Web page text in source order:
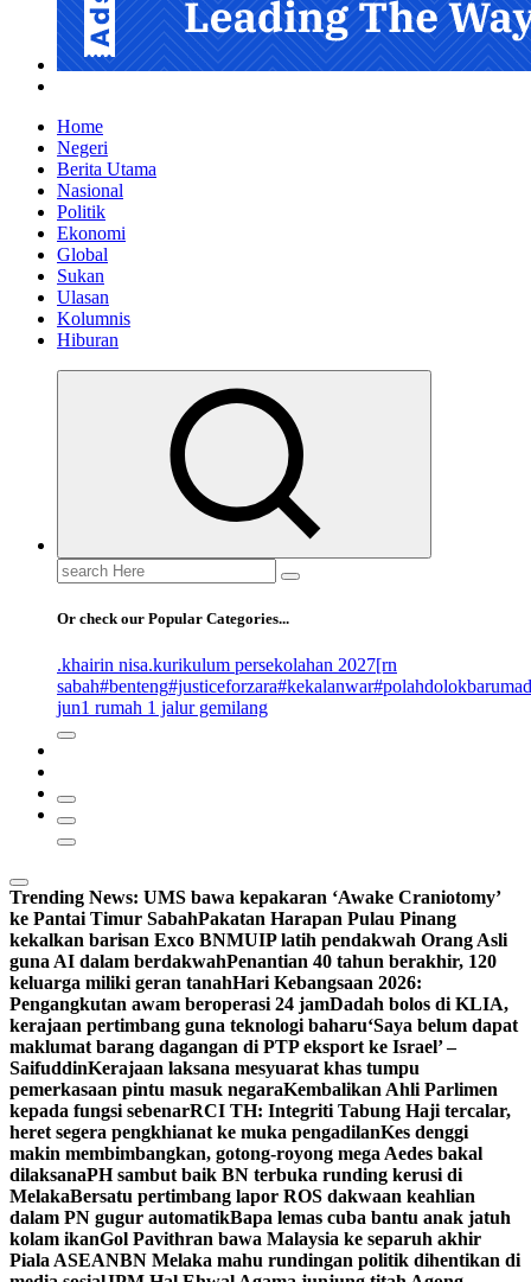
Home
Negeri
Berita Utama
Nasional
Politik
Ekonomi
Global
Sukan
Ulasan
Kolumnis
Hiburan
Search
for:
Or check our Popular Categories...
.khairin nisa.kurikulum persekolahan 2027[rn
sabah#benteng#justiceforzara#kekalanwar
jun1 rumah 1 jalur gemilang
Trending News: UMS bawa kepakaran ‘Awake Craniotomy’
ke Pantai Timur SabahPakatan Harapan Pulau Pinang
kekalkan barisan Exco BNMUIP latih pendakwah Orang Asli
guna AI dalam berdakwahPenantian 40 tahun berakhir, 120
keluarga miliki geran tanahHari Kebangsaan 2026:
Pengangkutan awam beroperasi 24 jamDadah bolos di KLIA,
kerajaan pertimbang guna teknologi baharu‘Saya belum dapat
maklumat barang dagangan di PTP eksport ke Israel’ –
SaifuddinKerajaan laksana mesyuarat khas tumpu
pemerkasaan pintu masuk negaraKembalikan Ahli Parlimen
kepada fungsi sebenarRCI TH: Integriti Tabung Haji tercalar,
heret segera pengkhianat ke muka pengadilanKes denggi
makin membimbangkan, gotong-royong mega Aedes bakal
dilaksanaPH sambut baik BN terbuka runding kerusi di
MelakaBersatu pertimbang lapor ROS dakwaan keahlian
dalam PN gugur automatikBapa lemas cuba bantu anak jatuh
kolam ikanGol Pavithran bawa Malaysia ke separuh akhir
Piala ASEANBN Melaka mahu rundingan politik dihentikan di